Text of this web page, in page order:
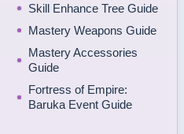
Skill Enhance Tree Guide
Mastery Weapons Guide
Mastery Accessories
Guide
Fortress of Empire:
Baruka Event Guide